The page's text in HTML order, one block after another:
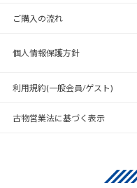
ご購入の流れ
個人情報保護方針
利用規約(一般会員/ゲスト)
古物営業法に基づく表示